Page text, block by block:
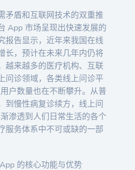
矛盾和互联网技术的双重推
App 市场呈现出快速发展的
报告显示，近年来我国在线
长，预计在未来几年内仍将
越来越多的医疗机构、互联
问诊领域，各类线上问诊平
户数量也在不断攀升。从普
到慢性病复诊续方，线上问
渗透到人们日常生活的各个
服务体系中不可或缺的一部
的核心功能与优势